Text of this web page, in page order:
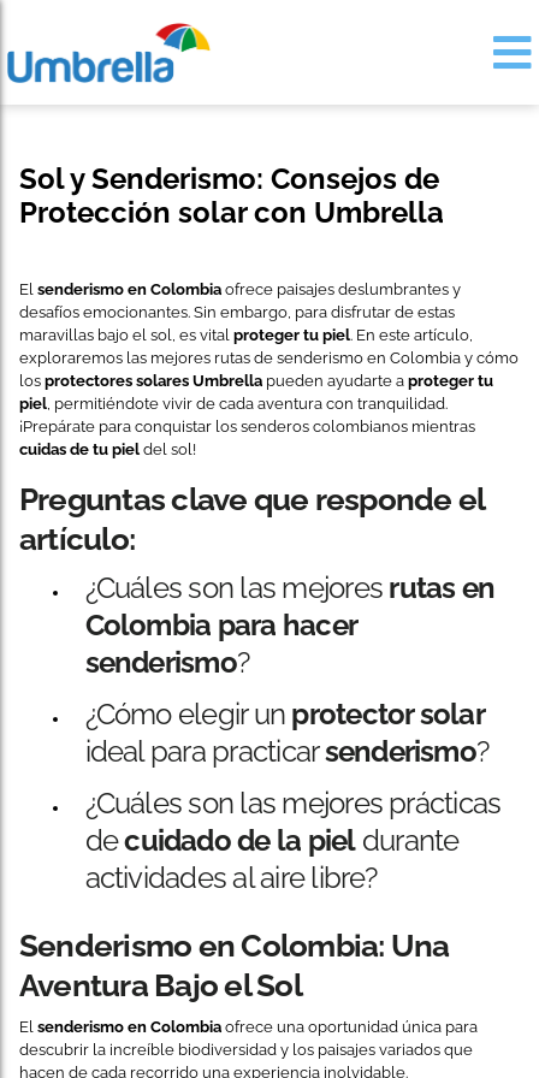
Sol y Senderismo: Consejos de
Protección solar con Umbrella
El senderismo en Colombia ofrece paisajes deslumbrantes y
desafíos emocionantes. Sin embargo, para disfrutar de estas
maravillas bajo el sol, es vital proteger tu piel. En este artículo,
exploraremos las mejores rutas de senderismo en Colombia y cómo
los protectores solares Umbrella pueden ayudarte a proteger tu
piel , permitiéndote vivir de cada aventura con tranquilidad.
¡Prepárate para conquistar los senderos colombianos mientras
cuidas de tu piel del sol!
Preguntas clave que responde el
artículo:
¿Cuáles son las mejores rutas en
Colombia para hacer
senderismo?
¿Cómo elegir un protector solar
ideal para practicarsenderismo?
¿Cuáles son las mejores prácticas
decuidado de la pieldurante
actividades al aire libre?
Senderismo en Colombia: Una
Aventura Bajo el Sol
El senderismo en Colombia ofrece una oportunidad única para
descubrir la increíble biodiversidad y los paisajes variados que
hacen de cada recorrido una experiencia inolvidable.